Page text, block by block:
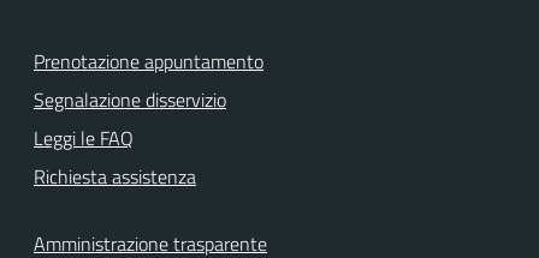
Prenotazione appuntamento
Segnalazione disservizio
Leggi le FAQ
Richiesta assistenza
Amministrazione trasparente